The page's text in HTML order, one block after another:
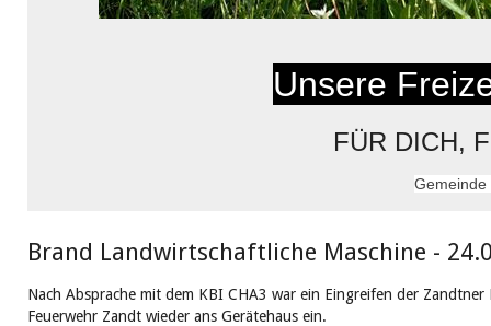
Unsere
FÜR DICH,
Brand Landwirtschaftliche Maschine -
Nach Absprache mit dem KBI CHA3 war ein Eingreifen der
Feuerwehr Zandt wieder ans Gerätehaus ein.